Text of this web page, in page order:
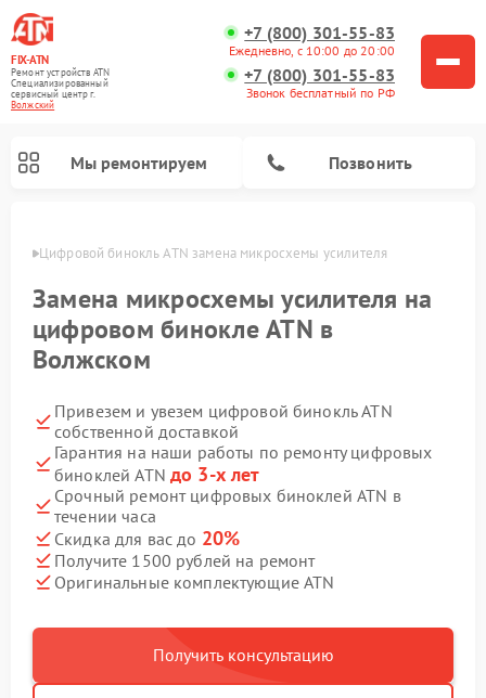
FIX-ATN
Ремонт устройств ATN
Специализированный
cервисный центр г.
Волжский
+7 (800) 301-55-83
Ежедневно, с 10:00 до 20:00
+7 (800) 301-55-83
Звонок бесплатный по РФ
Мы ремонтируем Позвонить
Цифровой бинокль ATN замена микросхемы усилителя
Замена микросхемы усилителя на
цифровом бинокле ATN в
Волжском
Привезем и увезем цифровой бинокль ATN
собственной доставкой
Гарантия на наши работы по ремонту цифровых
биноклей ATN до 3-х лет
Срочный ремонт цифровых биноклей ATN в
течении часа
Скидка для вас до 20%
Получите 1500 рублей на ремонт
Оригинальные комплектующие ATN
Получить консультацию